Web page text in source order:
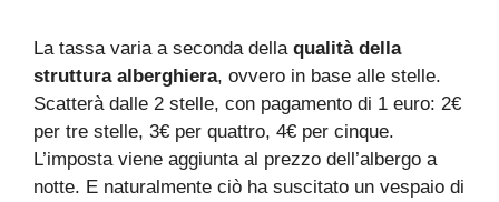
La tassa varia a seconda della qualità della
struttura alberghiera, ovvero in base alle stelle.
Scatterà dalle 2 stelle, con pagamento di 1 euro: 2€
per tre stelle, 3€ per quattro, 4€ per cinque.
L’imposta viene aggiunta al prezzo dell’albergo a
notte. E naturalmente ciò ha suscitato un vespaio di